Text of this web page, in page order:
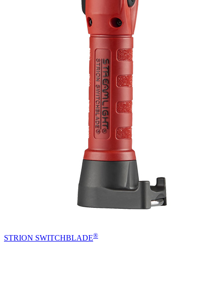
STRION SWITCHBLADE®